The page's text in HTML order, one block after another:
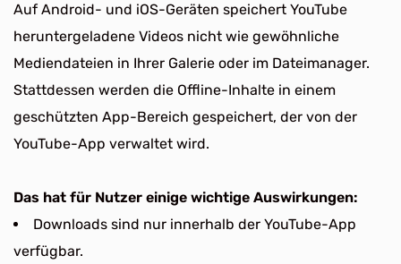
Auf Android- und iOS-Geräten speichert YouTube
heruntergeladene Videos nicht wie gewöhnliche
Mediendateien in Ihrer Galerie oder im Dateimanager.
Stattdessen werden die Offline-Inhalte in einem
geschützten App-Bereich gespeichert, der von der
YouTube-App verwaltet wird.
Das hat für Nutzer einige wichtige Auswirkungen:
Downloads sind nur innerhalb der YouTube-App
verfügbar.